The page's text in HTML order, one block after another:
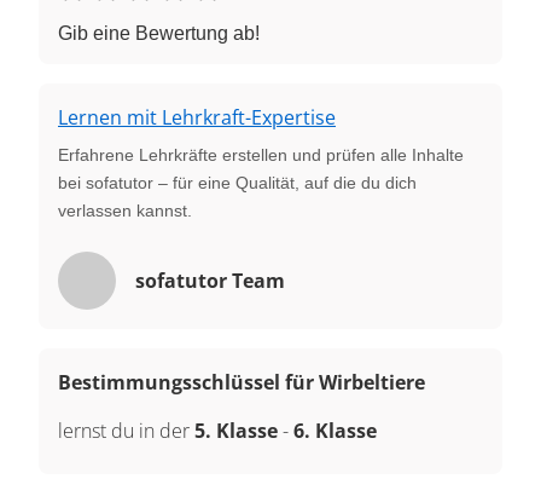
Gib eine Bewertung ab!
Lernen mit Lehrkraft-Expertise
Erfahrene Lehrkräfte erstellen und prüfen alle Inhalte
bei sofatutor – für eine Qualität, auf die du dich
verlassen kannst.
sofatutor Team
Bestimmungsschlüssel für Wirbeltiere
lernst du in der5. Klasse-6. Klasse